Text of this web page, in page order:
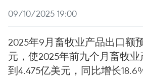
09/10/2025 19:00
2025年9月畜牧业产品出口额
元，使2025年前九个月畜牧
到4.475亿美元，同比增长